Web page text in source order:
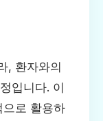
, 환자와의
입니다. 이
로 활용하